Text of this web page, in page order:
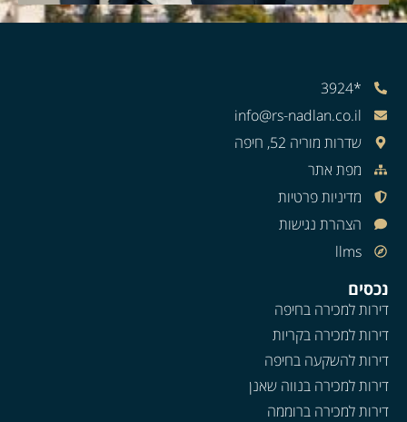
*3924
info@rs-nadlan.co.il
שדרות מוריה 52, חיפה
מפת אתר
מדיניות פרטיות
הצהרת נגישות
llms
נכסים
דירות למכירה בחיפה
דירות למכירה בקריות
דירות להשקעה בחיפה
דירות למכירה בנווה שאנן
דירות למכירה ברוממה